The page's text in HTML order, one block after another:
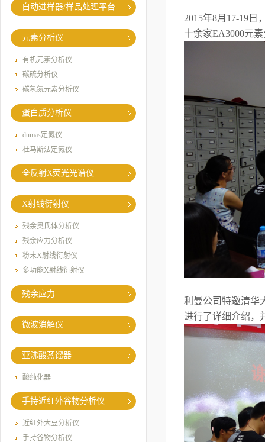
自动进样器/样品处理平台
元素分析仪
有机元素分析仪
碳硫分析仪
碳氢氮元素分析仪
蛋白质分析仪
dumas定氮仪
杜马斯法定氮仪
全反射X荧光光谱仪
X射线衍射仪
残余奥氏体分析仪
残余应力分析仪
粉末X射线衍射仪
多功能X射线衍射仪
残余应力
微波消解仪
亚沸酸蒸馏器
酸纯化器
手持近红外谷物分析仪
近红外大豆分析仪
手持谷物分析仪
2015年8月 17-19 日
十余家EA3000元
利曼公司特邀清华
进行了详细介绍，